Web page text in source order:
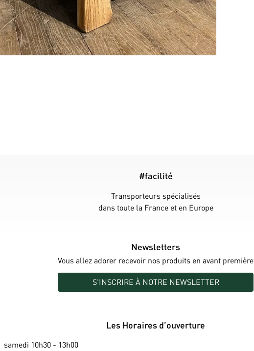
#facilité
Transporteurs spécialisés
dans toute la France et en Europe
Newsletters
Vous allez adorer recevoir nos produits en avant première
S'INSCRIRE À NOTRE NEWSLETTER
Les Horaires d’ouverture
samedi 10h30 - 13h00